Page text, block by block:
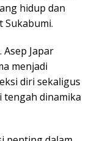
hidup dan
Sukabumi.
Japar
menjadi
diri sekaligus
tengah dinamika